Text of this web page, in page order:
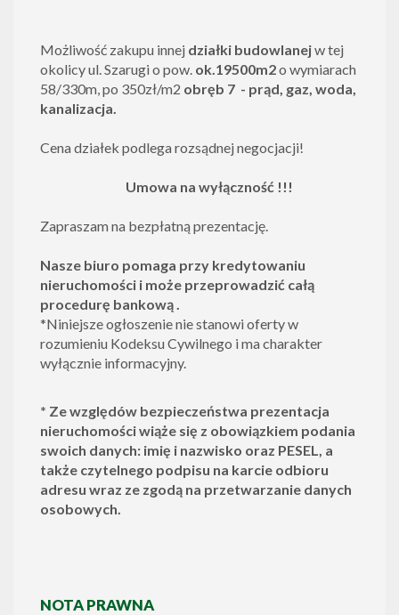
Możliwość zakupu innej działki budowlanejw tej
okolicy ul. Szarugi o pow. ok.19500m2o wymiarach
58/330m, po 350zł/m2 obręb 7 - prąd, gaz, woda,
kanalizacja.
Cena działek podlega rozsądnej negocjacji!
Umowa na wyłączność !!!
Zapraszam na bezpłatną prezentację.
Nasze biuro pomaga przy kredytowaniu
nieruchomości i może przeprowadzić całą
procedurę bankową .
*Niniejsze ogłoszenie nie stanowi oferty w
rozumieniu Kodeksu Cywilnego i ma charakter
wyłącznie informacyjny.
* Ze względów bezpieczeństwa prezentacja
nieruchomości wiąże się z obowiązkiem podania
swoich danych: imię i nazwisko oraz PESEL, a
także czytelnego podpisu na karcie odbioru
adresu wraz ze zgodą na przetwarzanie danych
osobowych.
NOTA PRAWNA